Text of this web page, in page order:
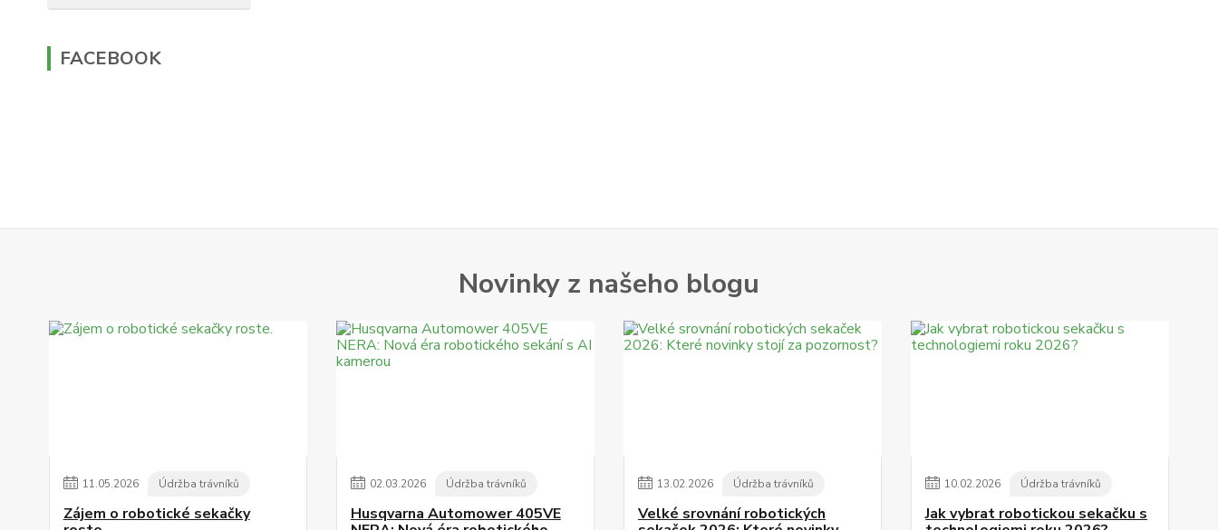
FACEBOOK
Novinky z našeho blogu
11.05.2026 Údržba trávníků
Zájem o robotické sekačky
02.03.2026 Údržba trávníků
Husqvarna Automower 405VE
13.02.2026 Údržba trávníků
Velké srovnání robotických
10.02.2026 Údržba trávníků
Jak vybrat robotickou sekačku s